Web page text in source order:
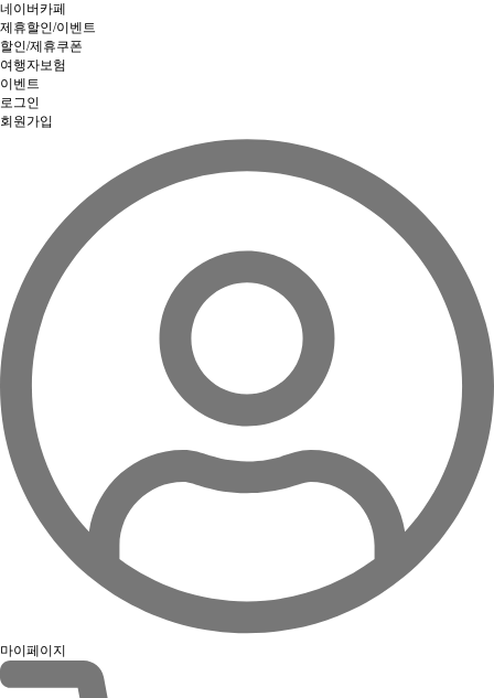
네이버카페
제휴할인/이벤트
할인/제휴쿠폰
여행자보험
이벤트
로그인
회원가입
마이페이지